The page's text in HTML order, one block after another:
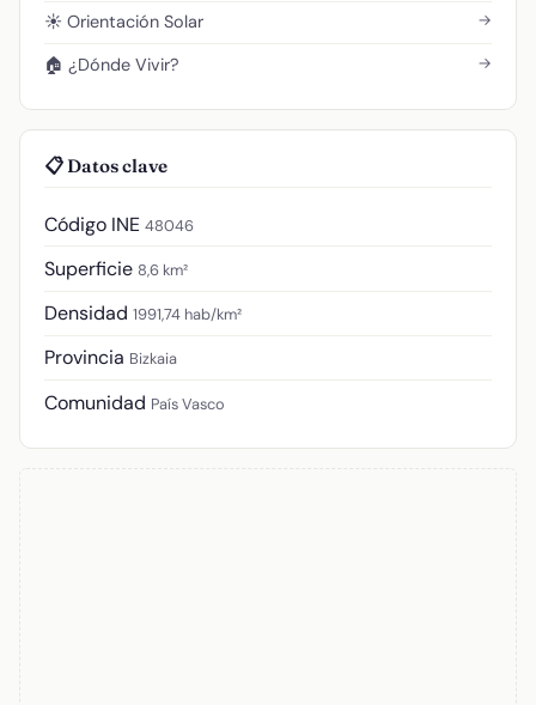
☀️ Orientación Solar →
🏠 ¿Dónde Vivir? →
📋 Datos clave
Código INE 48046
Superficie 8,6 km²
Densidad 1991,74 hab/km²
Provincia Bizkaia
Comunidad País Vasco